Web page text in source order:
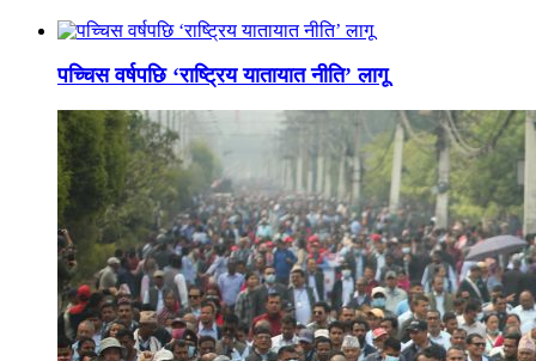
पच्चिस वर्षपछि ‘राष्ट्रिय यातायात नीति’ लागू